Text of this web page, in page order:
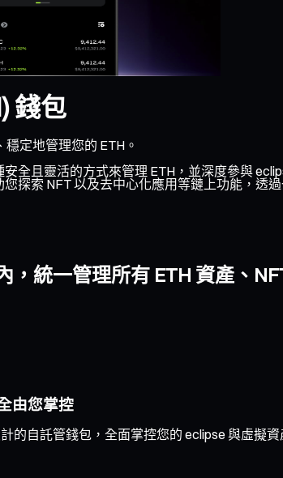
錢包
定地管理您的 ETH。
全且靈活的方式來管理 ETH，並深度參與
探索 NFT 以及去中心化應用等鏈上功能，透
，統一管理所有 ETH 資產、
由您掌控
的自託管錢包，全面掌控您的 eclipse 與虛擬